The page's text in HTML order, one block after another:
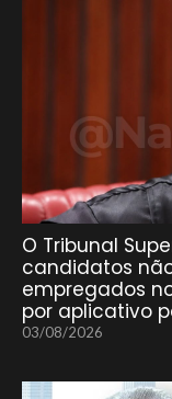
O Tribunal
candidatos
empregados
por aplicativo
03/08/2026